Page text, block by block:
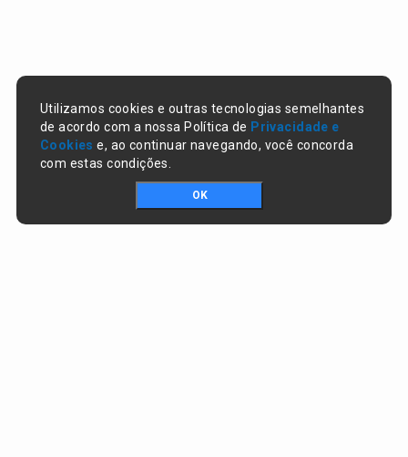
Utilizamos cookies e outras tecnologias semelhantes
de acordo com a nossa Política de Privacidade e
Cookies e, ao continuar navegando, você concorda
com estas condições.
OK